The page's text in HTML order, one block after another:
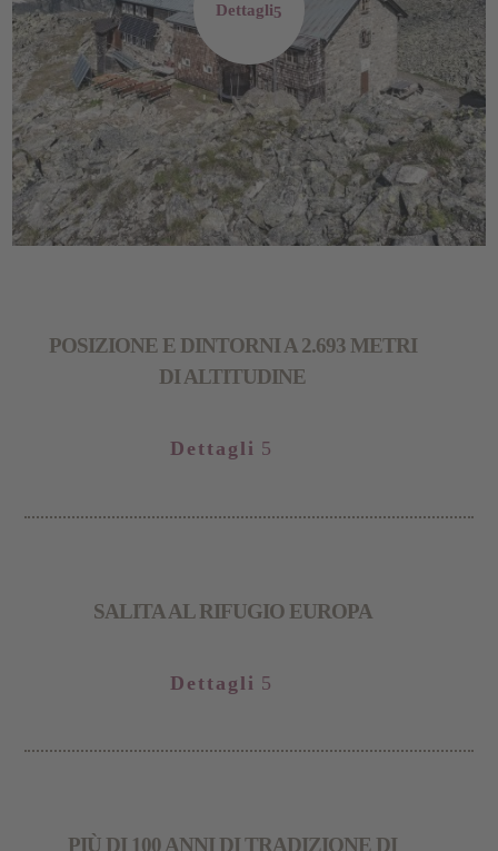
Dettagli
POSIZIONE E DINTORNI A 2.693 METRI
DI ALTITUDINE
Dettagli
SALITA AL RIFUGIO EUROPA
Dettagli
PIÙ DI 100 ANNI DI TRADIZIONE DI